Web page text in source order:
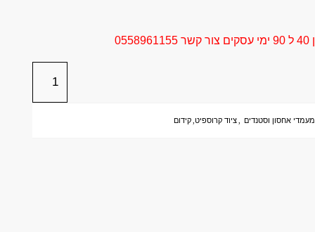
מעמדי אחסון וסטנדים ,ציוד קרוספיט,קידום